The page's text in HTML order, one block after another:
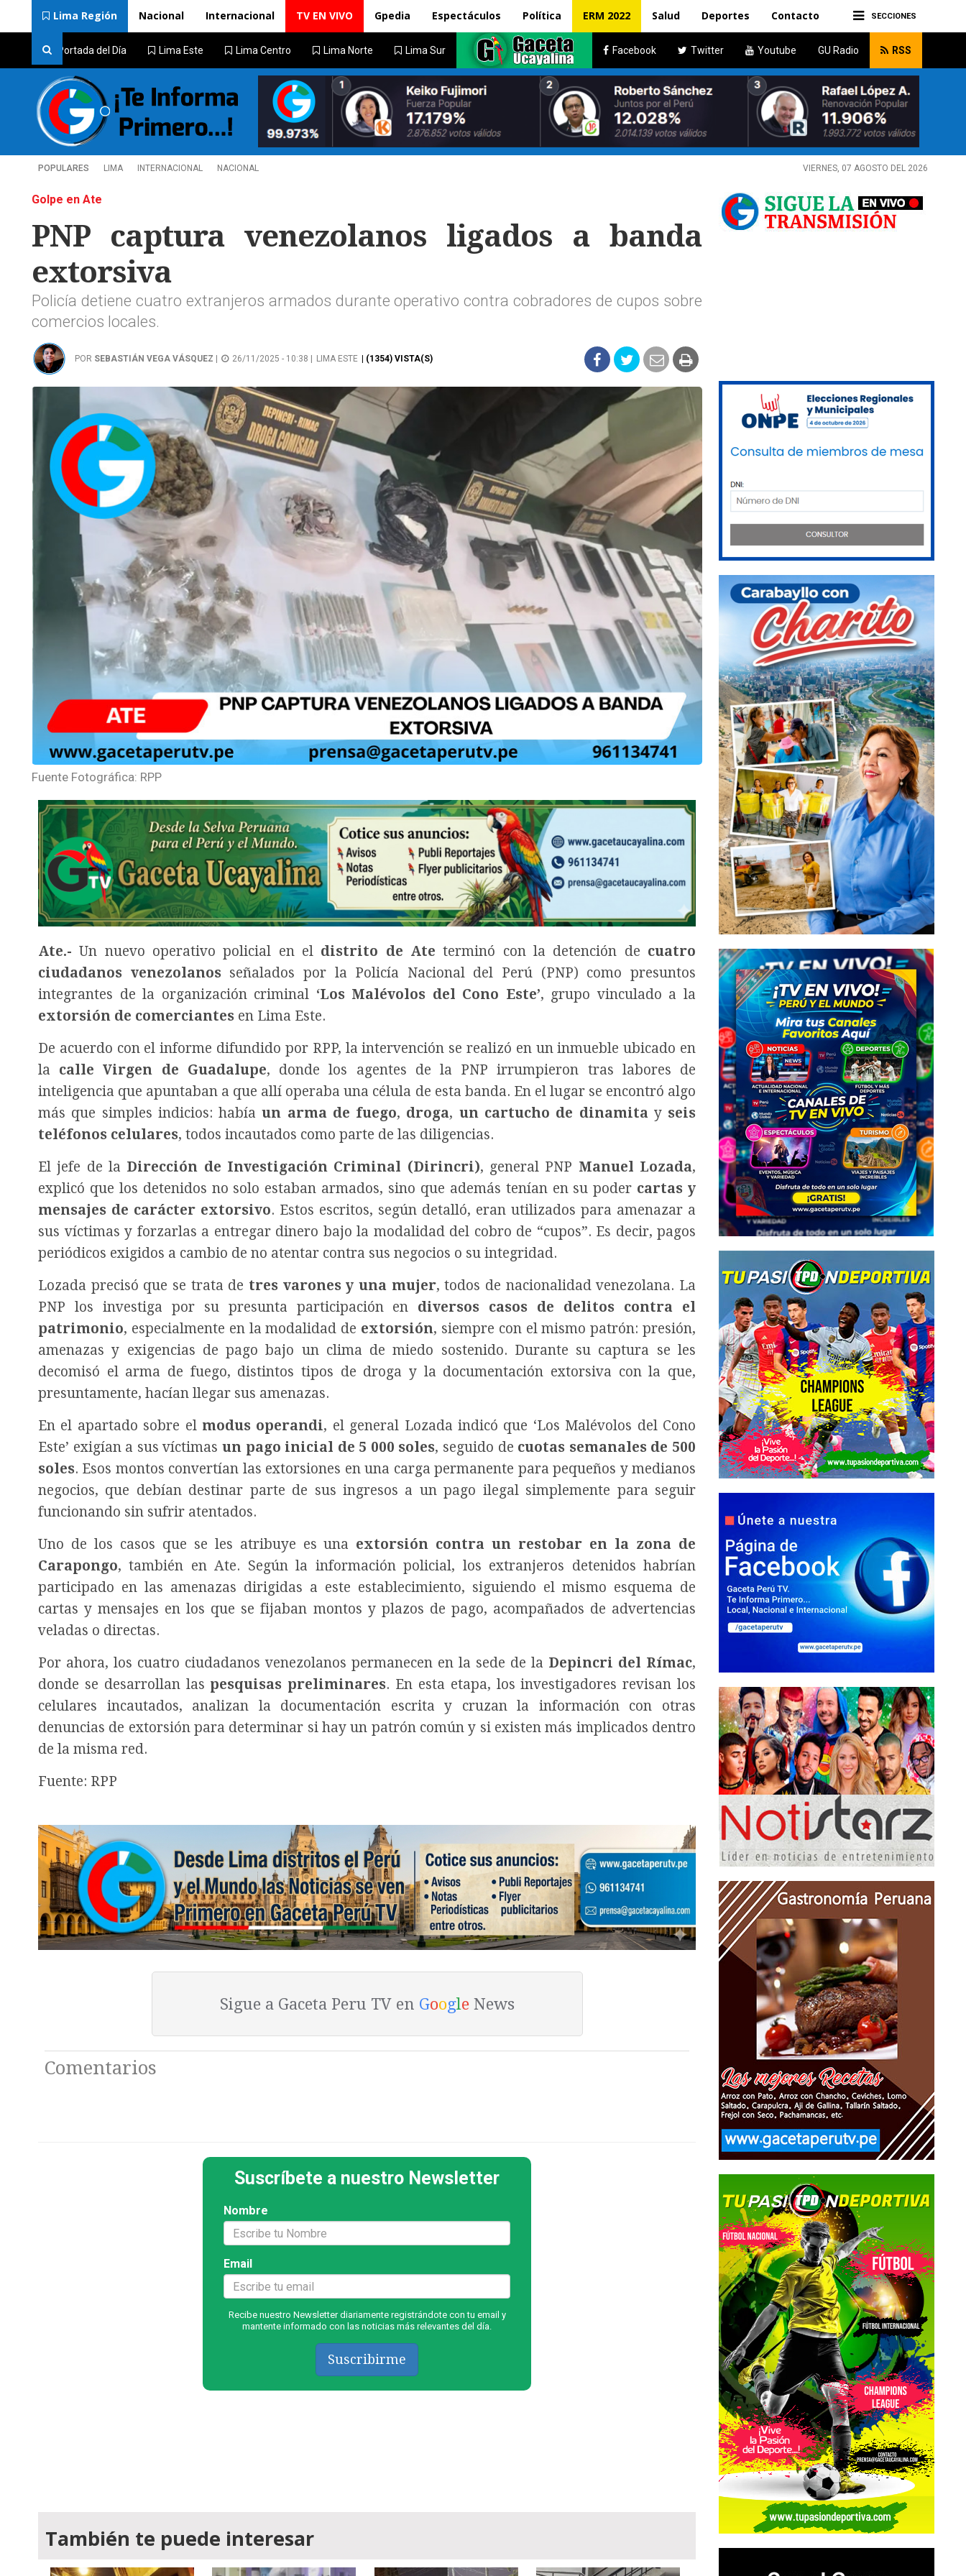
SECCIONES
Lima Región Nacional Internacional TV EN VIVO Gpedia Espectáculos Política ERM 2022 Salud Deportes Contacto
Portada del Día Lima Este Lima Centro Lima Norte Lima Sur Facebook Twitter Youtube GU Radio RSS
POPULARES LIMA INTERNACIONAL NACIONAL VIERNES, 07 AGOSTO DEL 2026
Golpe en Ate
PNP captura venezolanos ligados a banda
extorsiva
Policía detiene cuatro extranjeros armados durante operativo contra cobradores de cupos sobre
comercios locales.
POR SEBASTIÁN VEGA VÁSQUEZ 26/11/2025 - 10:38 | LIMA ESTE | (1354) VISTA(S)
Fuente Fotográfica: RPP
Ate.- Un nuevo operativo policial en el distrito de Ate terminó con la detención de cuatro
ciudadanos venezolanos señalados por la Policía Nacional del Perú (PNP) como presuntos
integrantes de la organización criminal ‘Los Malévolos del Cono Este’, grupo vinculado a la
extorsión de comerciantes en Lima Este.
De acuerdo con el informe difundido por RPP, la intervención se realizó en un inmueble ubicado en
la calle Virgen de Guadalupe, donde los agentes de la PNP irrumpieron tras labores de
inteligencia que apuntaban a que allí operaba una célula de esta banda. En el lugar se encontró algo
más que simples indicios: habíaun arma de fuego, droga, un cartucho de dinamitay seis
teléfonos celulares, todos incautados como parte de las diligencias.
El jefe de la Dirección de Investigación Criminal (Dirincri), general PNP Manuel Lozada,
explicó que los detenidos no solo estaban armados, sino que además tenían en su poder cartas y
mensajes de carácter extorsivo. Estos escritos, según detalló, eran utilizados para amenazar a
sus víctimas y forzarlas a entregar dinero bajo la modalidad del cobro de “cupos”. Es decir, pagos
periódicos exigidos a cambio de no atentar contra sus negocios o su integridad.
Lozada precisó que se trata de tres varones y una mujer, todos de nacionalidad venezolana. La
PNP los investiga por su presunta participación en diversos casos de delitos contra el
patrimonio, especialmente en la modalidad de extorsión, siempre con el mismo patrón: presión,
amenazas y exigencias de pago bajo un clima de miedo sostenido. Durante su captura se les
decomisó el arma de fuego, distintos tipos de droga y la documentación extorsiva con la que,
presuntamente, hacían llegar sus amenazas.
En el apartado sobre el modus operandi, el general Lozada indicó que ‘Los Malévolos del Cono
Este’ exigían a sus víctimas un pago inicial de 5 000 soles, seguido de cuotas semanales de 500
soles. Esos montos convertían las extorsiones en una carga permanente para pequeños y medianos
negocios, que debían destinar parte de sus ingresos a un pago ilegal simplemente para seguir
funcionando sin sufrir atentados.
Uno de los casos que se les atribuye es una extorsión contra un restobar en la zona de
Carapongo, también en Ate. Según la información policial, los extranjeros detenidos habrían
participado en las amenazas dirigidas a este establecimiento, siguiendo el mismo esquema de
cartas y mensajes en los que se fijaban montos y plazos de pago, acompañados de advertencias
veladas o directas.
Por ahora, los cuatro ciudadanos venezolanos permanecen en la sede de la Depincri del Rímac,
donde se desarrollan las pesquisas preliminares. En esta etapa, los investigadores revisan los
celulares incautados, analizan la documentación escrita y cruzan la información con otras
denuncias de extorsión para determinar si hay un patrón común y si existen más implicados dentro
de la misma red.
Fuente: RPP
Sigue a Gaceta Peru TV en GoogleNews
Comentarios
Suscríbete a nuestro Newsletter
Nombre
Email
Recibe nuestro Newsletter diariamente registrándote con tu email y
mantente informado con las noticias más relevantes del día.
Suscribirme
También te puede interesar